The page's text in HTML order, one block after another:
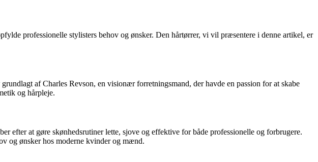
professionelle stylisters behov og ønsker. Den hårtørrer, vi vil præsentere i denne artikel, er
af Charles Revson, en visionær forretningsmand, der havde en passion for at skabe
og hårpleje.
at gøre skønhedsrutiner lette, sjove og effektive for både professionelle og forbrugere.
og ønsker hos moderne kvinder og mænd.